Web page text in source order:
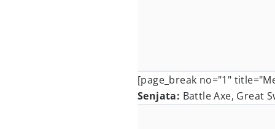
[page_break no="1"
Senjata: Battle Axe, Great